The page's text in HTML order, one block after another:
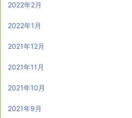
2022年2月
2022年1月
2021年12月
2021年11月
2021年10月
2021年9月